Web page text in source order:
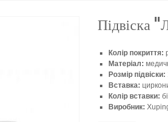
Підвіска
Колір покриття:
Матеріал:
Розмір підвіски:
Вставка:
Колір вставки:
Виробник: